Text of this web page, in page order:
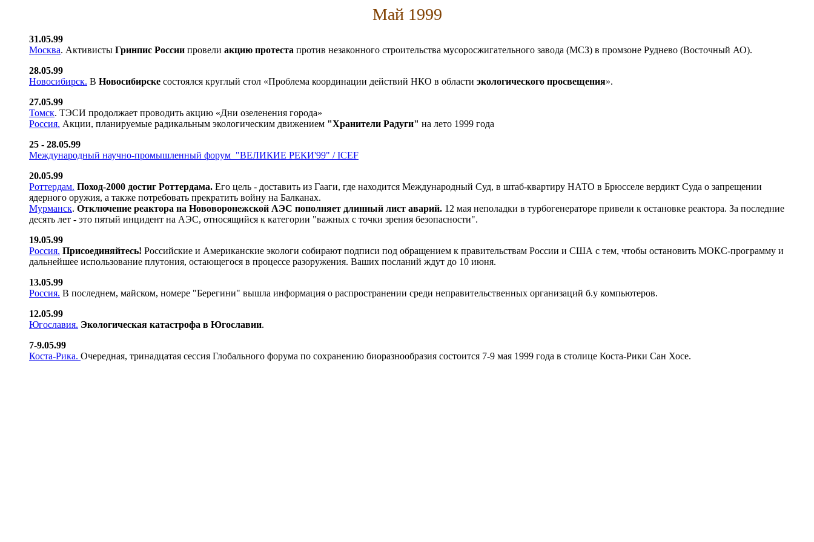
Май 1999
31.05.99
Москва. Активисты Гринпис России провели акцию протеста против незаконного строительства мусоросжигательного завода (МСЗ) в промзоне Руднево (Восточный АО).
28.05.99
Новосибирск. В Новосибирске состоялся круглый стол «Проблема координации действий НКО в области экологического просвещения».
27.05.99
Томск. ТЭСИ продолжает проводить акцию «Дни озеленения города»
Россия. Акции, планируемые радикальным экологическим движением "Хранители Радуги" на лето 1999 года
25 - 28.05.99
Международный научно-промышленный форум "ВЕЛИКИЕ РЕКИ'99" / ICEF
20.05.99
Роттердам. Поход-2000 достиг Роттердама. Его цель - доставить из Гааги, где находится Международный Суд, в штаб-квартиру НАТО в Брюсселе вердикт Суда о запрещении
ядерного оружия, а также потребовать прекратить войну на Балканах.
Мурманск. Отключение реактора на Нововоронежской АЭС пополняет длинный лист аварий. 12 мая неполадки в турбогенераторе привели к остановке реактора. За последние
десять лет - это пятый инцидент на АЭС, относящийся к категории "важных с точки зрения безопасности".
19.05.99
Россия. Присоединяйтесь! Российские и Американские экологи собирают подписи под обращением к правительствам России и США с тем, чтобы остановить МОКС-программу и
дальнейшее использование плутония, остающегося в процессе разоружения. Ваших посланий ждут до 10 июня.
13.05.99
Россия. В последнем, майском, номере "Берегини" вышла информация о распространении среди неправительственных организаций б.у компьютеров.
12.05.99
Югославия. Экологическая катастрофа в Югославии.
7-9.05.99
Коста-Рика. Очередная, тринадцатая сессия Глобального форума по сохранению биоразнообразия состоится 7-9 мая 1999 года в столице Коста-Рики Сан Хосе.